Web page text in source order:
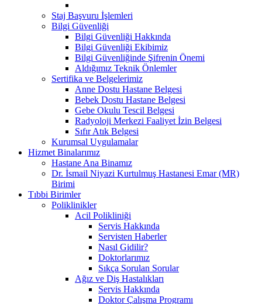
Staj Başvuru İşlemleri
Bilgi Güvenliği
Bilgi Güvenliği Hakkında
Bilgi Güvenliği Ekibimiz
Bilgi Güvenliğinde Şifrenin Önemi
Aldığımız Teknik Önlemler
Sertifika ve Belgelerimiz
Anne Dostu Hastane Belgesi
Bebek Dostu Hastane Belgesi
Gebe Okulu Tescil Belgesi
Radyoloji Merkezi Faaliyet İzin Belgesi
Sıfır Atık Belgesi
Kurumsal Uygulamalar
Hizmet Binalarımız
Hastane Ana Binamız
Dr. İsmail Niyazi Kurtulmuş Hastanesi Emar (MR)
Birimi
Tıbbi Birimler
Poliklinikler
Acil Polikliniği
Servis Hakkında
Servisten Haberler
Nasıl Gidilir?
Doktorlarımız
Sıkça Sorulan Sorular
Ağız ve Diş Hastalıkları
Servis Hakkında
Doktor Çalışma Programı